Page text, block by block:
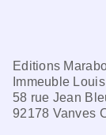
Editions
Immeuble
58 rue Jean
92178 Vanves